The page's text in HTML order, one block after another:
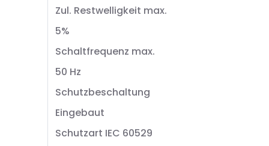
Zul. Restwelligkeit max.
5%
Schaltfrequenz max.
50 Hz
Schutzbeschaltung
Eingebaut
Schutzart IEC 60529